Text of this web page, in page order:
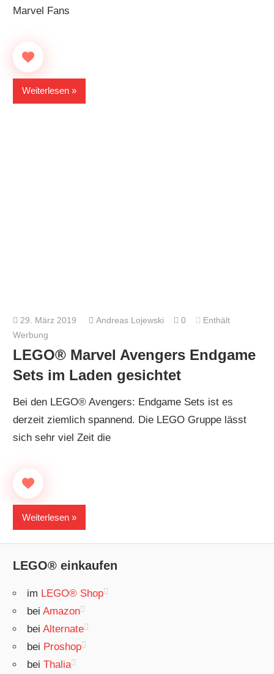
Marvel Fans
Weiterlesen
29. März 2019 Andreas Lojewski 0
Enthält
Werbung
LEGO® Marvel Avengers Endgame
Sets im Laden gesichtet
Bei den LEGO® Avengers: Endgame Sets ist es
derzeit ziemlich spannend. Die LEGO Gruppe lässt
sich sehr viel Zeit die
Weiterlesen
LEGO® einkaufen
im LEGO® Shop
beiAmazon
beiAlternate
bei Proshop
beiThalia